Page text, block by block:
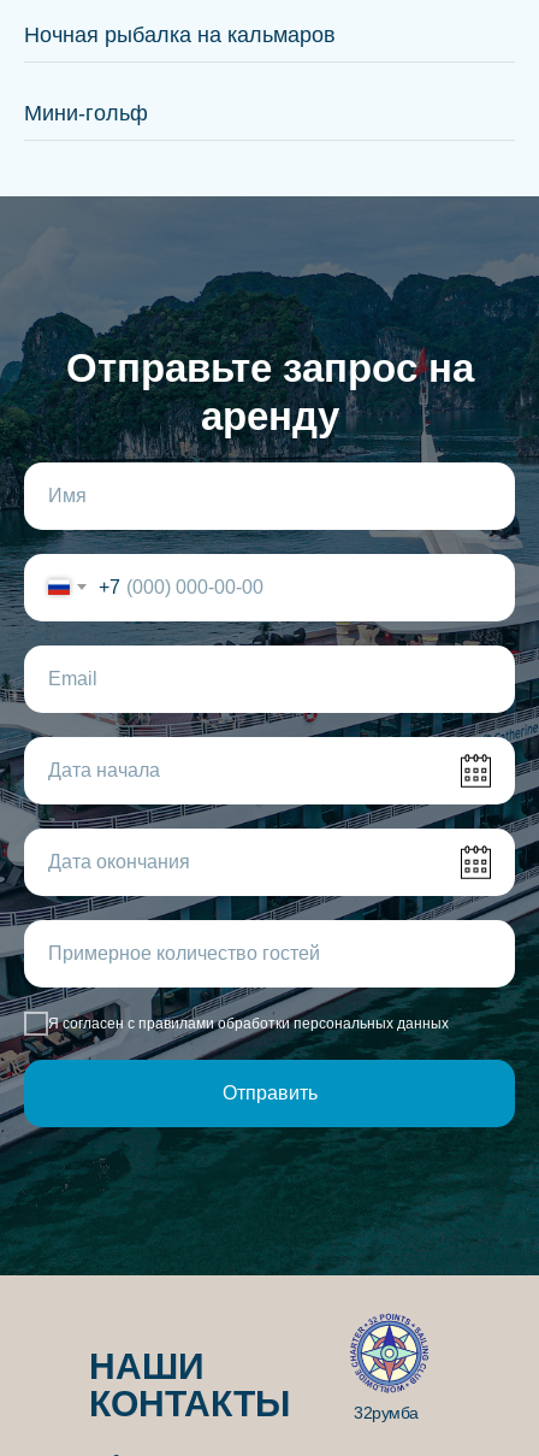
Ночная рыбалка на кальмаров
Мини-гольф
Отправьте запрос на
аренду
+7
Я согласен с правилами обработки персональных данных
Отправить
НАШИ
КОНТАКТЫ
32румба